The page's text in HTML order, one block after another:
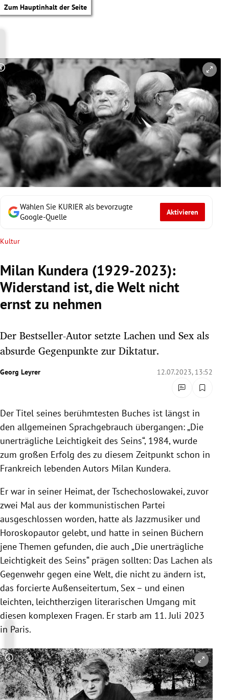
Zum Hauptinhalt der Seite
Untermenü
Untermenü
Untermenü
Untermenü
Untermenü
Untermenü
Untermenü
Wählen Sie KURIER als bevorzugte
Google-Quelle
Aktivieren
Kultur
Milan Kundera (1929-2023):
Widerstand ist, die Welt nicht
ernst zu nehmen
Der Bestseller-Autor setzte Lachen und Sex als
absurde Gegenpunkte zur Diktatur.
Georg Leyrer 12.07.2023, 13:52
Copyright-Hinweis öffnen/schließen
Der Titel seines berühmtesten Buches ist längst in
den allgemeinen Sprachgebrauch übergangen: „Die
unerträgliche Leichtigkeit des Seins“, 1984, wurde
zum großen Erfolg des zu diesem Zeitpunkt schon in
Frankreich lebenden Autors Milan Kundera.
Er war in seiner Heimat, der Tschechoslowakei, zuvor
zwei Mal aus der kommunistischen Partei
ausgeschlossen worden, hatte als Jazzmusiker und
Horoskopautor gelebt, und hatte in seinen Büchern
jene Themen gefunden, die auch „Die unerträgliche
Leichtigkeit des Seins“ prägen sollten: Das Lachen als
Gegenwehr gegen eine Welt, die nicht zu ändern ist,
das forcierte Außenseitertum, Sex – und einen
leichten, leichtherzigen literarischen Umgang mit
diesen komplexen Fragen. Er starb am 11. Juli 2023
in Paris.
Copyright-Hinweis öffnen/schließen